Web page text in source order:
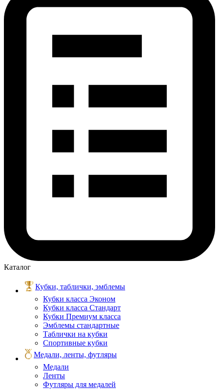
Каталог
Кубки, таблички, эмблемы
Кубки класса Эконом
Кубки класса Стандарт
Кубки Премиум класса
Эмблемы стандартные
Таблички на кубки
Спортивные кубки
Медали, ленты, футляры
Медали
Ленты
Футляры для медалей